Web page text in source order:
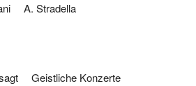
A. Stradella
Geistliche Konzerte